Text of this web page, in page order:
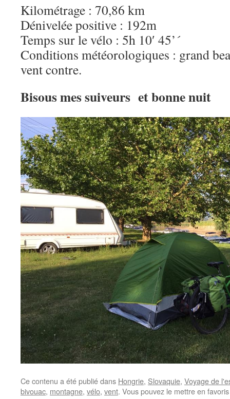
Kilométrage : 70,86 km
Dénivelée positive : 192m
Temps sur le vélo : 5h 10′ 45’´
Conditions météorologiques : grand
vent contre.
Bisous mes suiveurs et bonne nuit
Ce contenu a été publié dans Hongrie, Slovaquie, Voyage de
bivouac, montagne, vélo, vent. Vous pouvez le mettre en